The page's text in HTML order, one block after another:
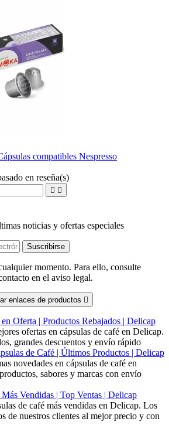
compatibles Nespresso
en reseña(s)
 
noticias y ofertas especiales
momento. Para ello, consulte
en el aviso legal.
enlaces de productos 
Oferta | Productos Rebajados | Delicap
ofertas en cápsulas de café en Delicap.
grandes descuentos y envío rápido
de Café | Últimos Productos | Delicap
novedades en cápsulas de café en
sabores y marcas con envío
Vendidas | Top Ventas | Delicap
de café más vendidas en Delicap. Los
de nuestros clientes al mejor precio y con